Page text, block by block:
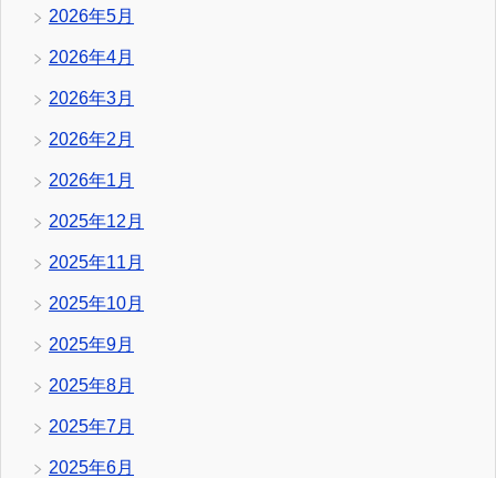
2026年5月
2026年4月
2026年3月
2026年2月
2026年1月
2025年12月
2025年11月
2025年10月
2025年9月
2025年8月
2025年7月
2025年6月